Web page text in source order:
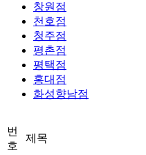
창원점
천호점
청주점
평촌점
평택점
홍대점
화성향남점
번
호
제목